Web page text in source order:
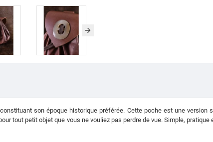
son époque historique préférée. Cette poche est une
tout petit objet que vous ne vouliez pas perdre de vue. Simple,